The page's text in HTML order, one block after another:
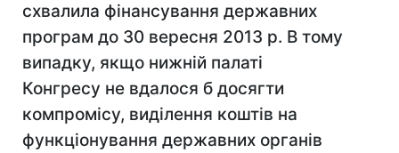
схвалила фінансування державних
програм до 30 вересня 2013 р. В тому
випадку, якщо нижній палаті
Конгресу не вдалося б досягти
компромісу, виділення коштів на
функціонування державних органів